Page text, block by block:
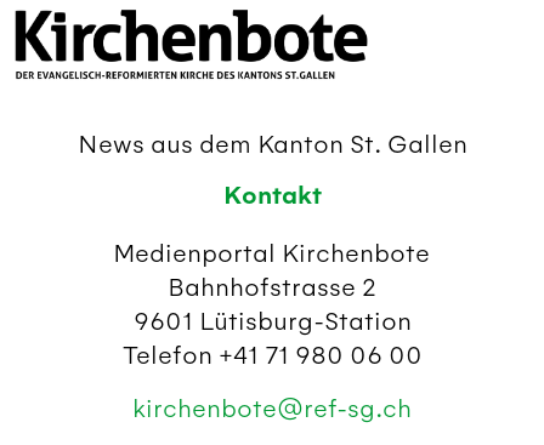
News aus dem Kanton St. Gallen
Kontakt
Medienportal Kirchenbote
Bahnhofstrasse 2
9601 Lütisburg-Station
Telefon +41 71 980 06 00
kirchenbote@ref-sg.ch